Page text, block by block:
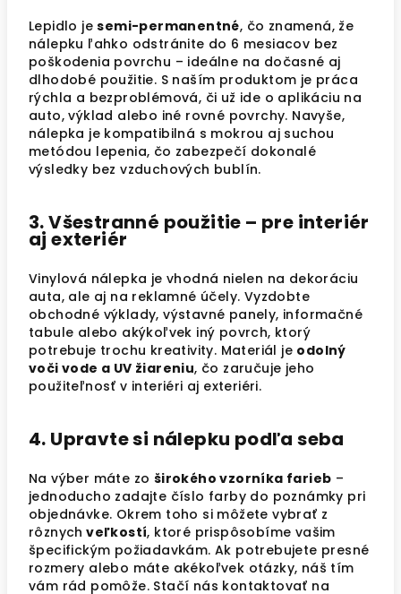
Lepidlo jesemi-permanentné, čo znamená, že
nálepku ľahko odstránite do 6 mesiacov bez
poškodenia povrchu – ideálne na dočasné aj
dlhodobé použitie. S naším produktom je práca
rýchla a bezproblémová, či už ide o aplikáciu na
auto, výklad alebo iné rovné povrchy. Navyše,
nálepka je kompatibilná s mokrou aj suchou
metódou lepenia, čo zabezpečí dokonalé
výsledky bez vzduchových bublín.
3. Všestranné použitie – pre interiér
aj exteriér
Vinylová nálepka je vhodná nielen na dekoráciu
auta, ale aj na reklamné účely. Vyzdobte
obchodné výklady, výstavné panely, informačné
tabule alebo akýkoľvek iný povrch, ktorý
potrebuje trochu kreativity. Materiál je odolný
voči vode a UV žiareniu, čo zaručuje jeho
použiteľnosť v interiéri aj exteriéri.
4. Upravte si nálepku podľa seba
Na výber máte zo širokého vzorníka farieb –
jednoducho zadajte číslo farby do poznámky pri
objednávke. Okrem toho si môžete vybrať z
rôznych veľkostí, ktoré prispôsobíme vašim
špecifickým požiadavkám. Ak potrebujete presné
rozmery alebo máte akékoľvek otázky, náš tím
vám rád pomôže. Stačí nás kontaktovať na